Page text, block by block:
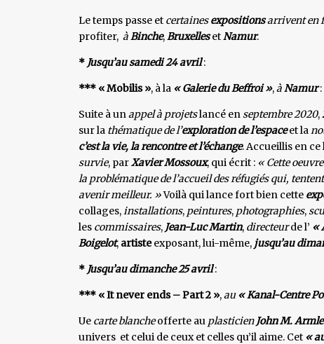
Le temps passe et certainesexpositionsarrivent en
profiter, àBinche,BruxellesetNamur.
* Jusqu’au samedi 24 avril :
*** « Mobilis », à la « Galerie du Beffroi »,àNamur:
Suite à unappel à projetslancé enseptembre 2020,
sur la thématique de l’exploration de l’espaceet la
c’est la vie, la rencontre et l’échange. Accueillis en ce
survie, parXavier Mossoux, qui écrit : « Cette
la problématique de l’accueil des réfugiés qui,
avenir meilleur. »Voilà qui lance fort bien cette
collages,installations, peintures, photographies,
les commissaires, Jean-Luc Martin, directeurde l’ «
Boigelot, artisteexposant, lui-même, jusqu’au
* Jusqu’au dimanche 25 avril :
*** « It never ends – Part 2 »,au « Kanal-Centre
Ue carte blancheofferte au plasticienJohn M.
univers et celui de ceux et celles qu’il aime. Cet «